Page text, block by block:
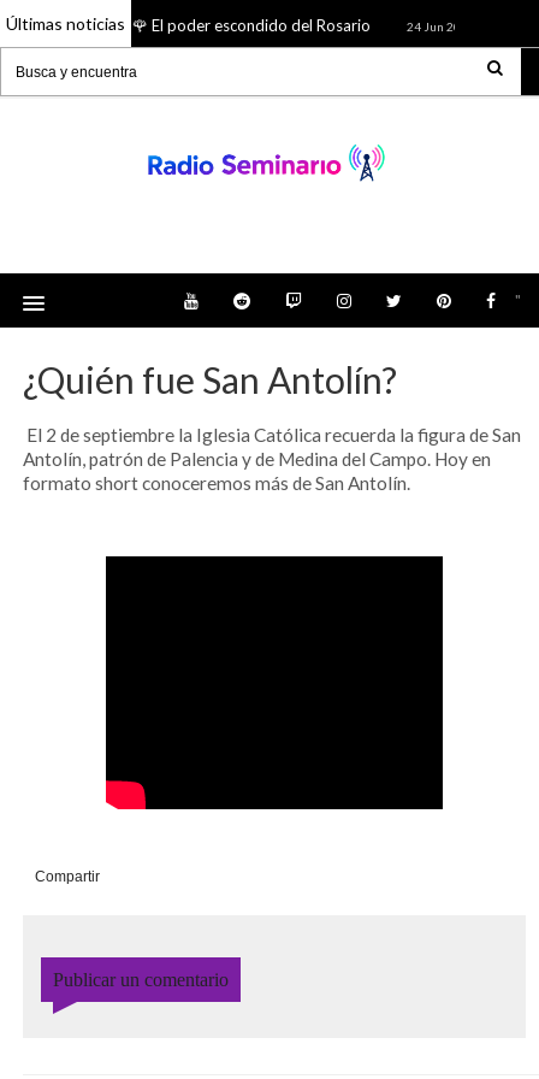
Últimas noticias
26 Jun 2026 🌹 El poder escondido del Rosario 24 Jun 2026
"
¿Quién fue San Antolín?
El 2 de septiembre la Iglesia Católica recuerda la figura de San
Antolín, patrón de Palencia y de Medina del Campo. Hoy en
formato short conoceremos más de San Antolín.
Compartir
Publicar un comentario